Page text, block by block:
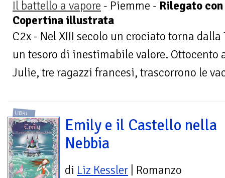
Il battello a vapore - Piemme - Rilegato
Copertina illustrata
C2x - Nel XIII secolo un crociato torna
un tesoro di inestimabile valore. Ottocento
Julie, tre ragazzi francesi, trascorrono le
LIBRI
Emily e il Castello nella
Nebbia
di Liz Kessler | Romanzo